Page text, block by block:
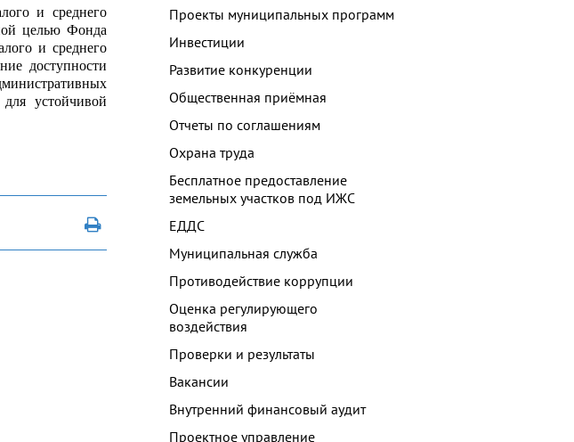
и среднего
целью Фонда
и среднего
доступности
устойчивой
Проекты муниципальных программ
Инвестиции
Развитие конкуренции
Общественная приёмная
Отчеты по соглашениям
Охрана труда
Бесплатное предоставление
земельных участков под ИЖС
ЕДДС
Муниципальная служба
Противодействие коррупции
Оценка регулирующего
воздействия
Проверки и результаты
Вакансии
Внутренний финансовый аудит
Проектное управление